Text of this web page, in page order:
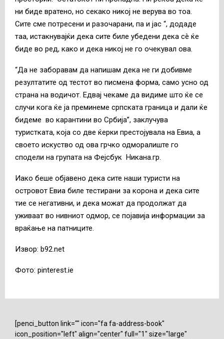
ни биде вратено, но секако никој не верува во тоа.
Сите сме потресени и разочарани, па и јас “, додаде
таа, истакнувајќи дека сите биле убедени дека сè ќе
биде во ред, како и дека никој не го очекувал ова.
“Да не заборавам да напишам дека не ги добивме
резултатите од тестот во писмена форма, само усно од
страна на водичот. Едвај чекаме да видиме што ќе се
случи кога ќе ја преминеме српската граница и дали ќе
бидеме во карантини во Србија”, заклучува
туристката, која со две ќерки престојувала на Евиа, а
своето искуство од ова грчко одморалиште го
сподели на групата на Фејсбук Никана.гр.
Иако беше објавено дека сите наши туристи на
островот Евиа биле тестирани за корона и дека сите
тие се негативни, и дека можат да продолжат да
уживаат во нивниот одмор, се појавија информации за
враќање на патниците.
Извор: b92.net
Фото: pinterest.ie
[penci_button link="" icon="fa fa-address-book"
icon_position="left" align="center" full="1" size="large"